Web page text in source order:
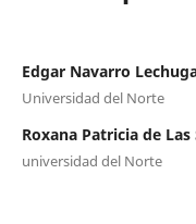
Edgar Navarro
Universidad del Norte
Roxana Patricia de Las
universidad del Norte